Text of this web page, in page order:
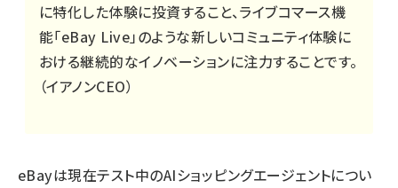
に特化した体験に投資すること、ライブコマース機
能「eBay Live」のような新しいコミュニティ体験に
おける継続的なイノベーションに注力することです。
（イアノンCEO）
eBayは現在テスト中のAIショッピングエージェントについ